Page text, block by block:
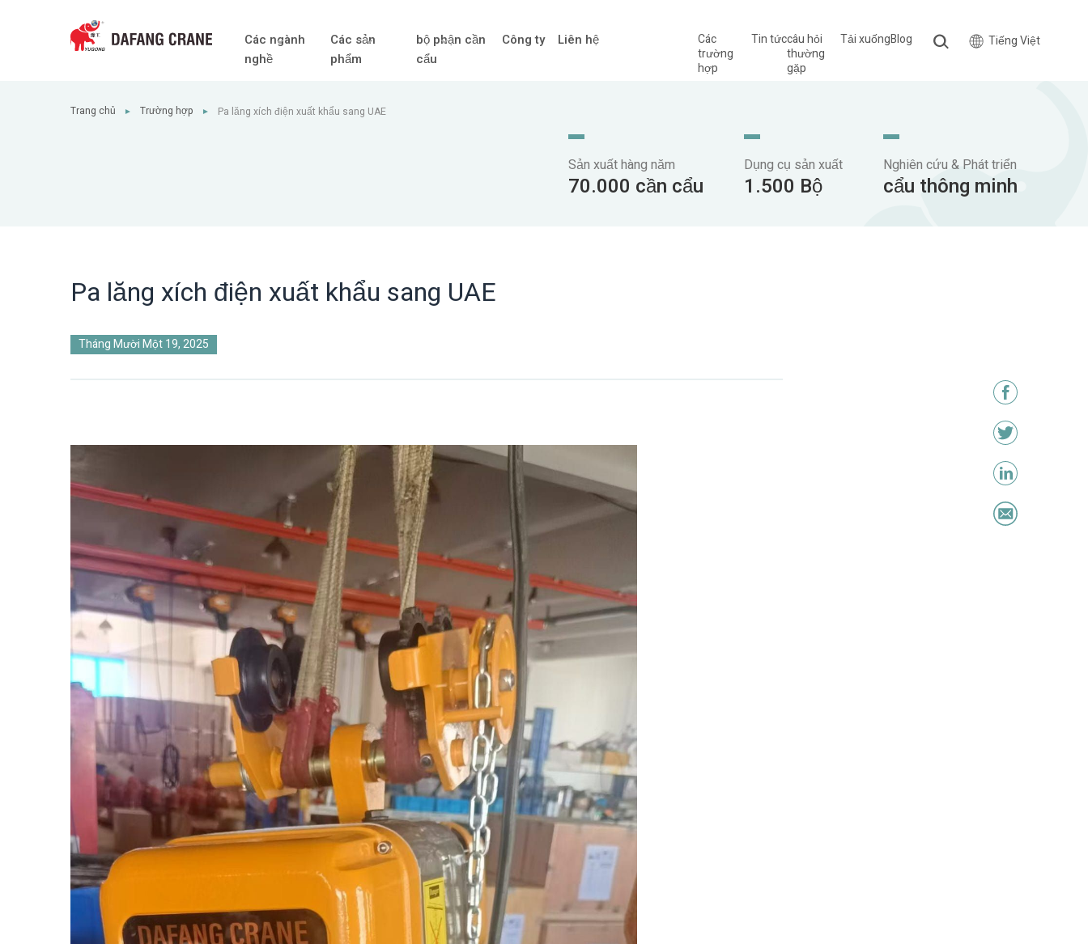
Các ngành
nghề
Các sản
phẩm
bộ phận cần
cẩu
Công ty Liên hệ
Các
trường
hợp
Tin tứccâu hỏi
thường
gặp
Tải xuốngBlog Tiếng Việt
Trang chủ ► Trường hợp ► Pa lăng xích điện xuất khẩu sang UAE
Sản xuất hàng năm
70.000 cần cẩu
Dụng cụ sản xuất
1.500 Bộ
Nghiên cứu & Phát triển
cẩu thông minh
Pa lăng xích điện xuất khẩu sang UAE
Tháng Mười Một 19, 2025